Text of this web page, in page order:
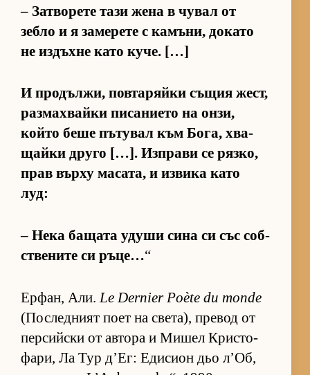
– Зат­во­рете тази жена в чу­вал от
зебло и я за­ме­рете с ка­мъ­ни, до­като
не из­дъхне като ку­че. […]
И про­дъл­жи, пов­та­ряйки съ­щия жест,
раз­мах­вайки пи­са­ни­ето на он­зи,
който беше пъ­ту­вал към Бо­га, хва­
щайки друго […]. Из­п­рави се ряз­ко,
прав върху ма­са­та, и из­вика като
луд:
– Нека ба­щата удуши сина си със соб­
с­т­ве­ните си ръ­це…“
Ер­фан, Али.Le Dernier Poète du monde
(Пос­лед­ният поет на све­та), пре­вод от
пер­сийски от ав­тора и Ми­шел Крис­то­
фа­ри, Ла Тур д’Ег: Еди­сион дьо л’Об,